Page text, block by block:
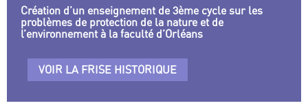
Création d’un enseignement de 3ème cycle sur les
problèmes de protection de la nature et de
l’environnement à la faculté d’Orléans
VOIR LA FRISE HISTORIQUE